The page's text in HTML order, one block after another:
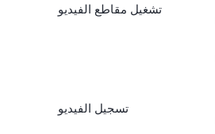
تشغيل مقاطع الفيديو
تسجيل الفيديو